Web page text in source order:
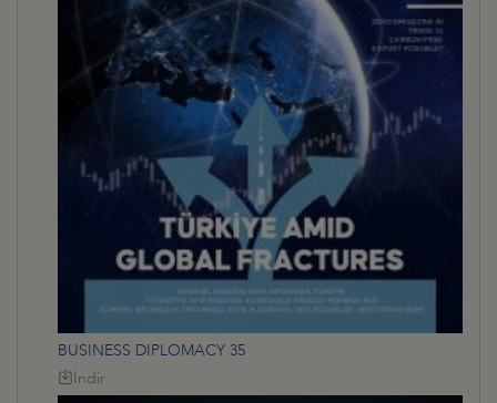
BUSINESS DIPLOMACY 35
İndir